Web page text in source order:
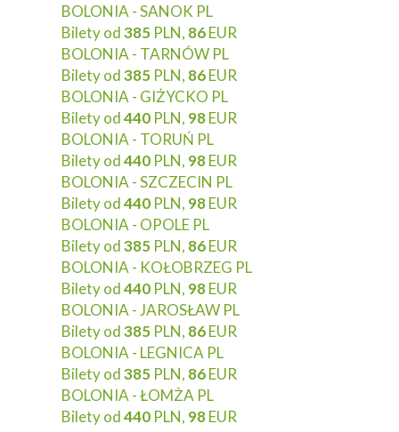
BOLONIA - SANOK PL
Bilety od385 PLN, 86EUR
BOLONIA - TARNÓW PL
Bilety od385 PLN, 86EUR
BOLONIA - GIŻYCKO PL
Bilety od440 PLN, 98EUR
BOLONIA - TORUŃ PL
Bilety od440 PLN, 98EUR
BOLONIA - SZCZECIN PL
Bilety od440 PLN, 98EUR
BOLONIA - OPOLE PL
Bilety od385 PLN, 86EUR
BOLONIA - KOŁOBRZEG PL
Bilety od440 PLN, 98EUR
BOLONIA - JAROSŁAW PL
Bilety od385 PLN, 86EUR
BOLONIA - LEGNICA PL
Bilety od385 PLN, 86EUR
BOLONIA - ŁOMŻA PL
Bilety od440 PLN, 98EUR